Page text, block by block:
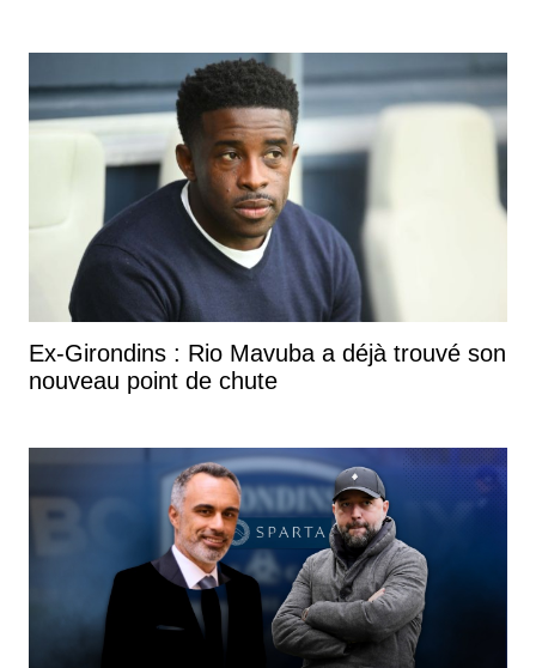
Ex-Girondins : Rio Mavuba a déjà trouvé son
nouveau point de chute